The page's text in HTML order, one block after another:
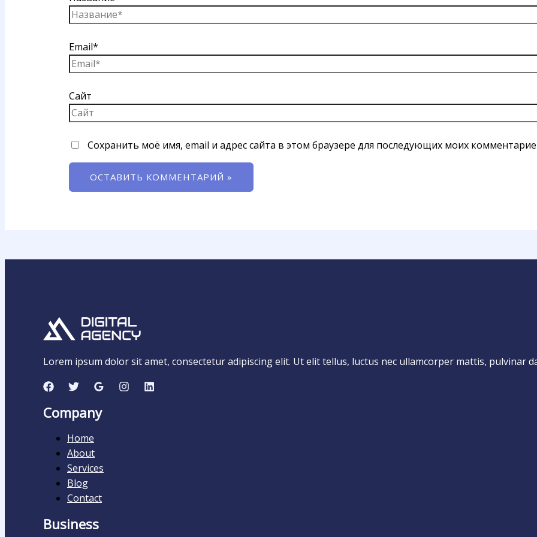
Email*
Сайт
Сохранить моё имя, email и адрес сайта в этом браузере для последующих моих
Lorem ipsum dolor sit amet, consectetur adipiscing elit. Ut elit tellus, luctus nec ullamcorper mattis, pulvinar
Company
Home
About
Services
Blog
Contact
Business